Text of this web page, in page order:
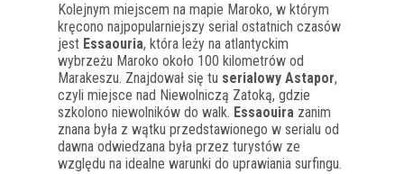
Kolejnym miejscem na mapie Maroko, w którym
kręcono najpopularniejszy serial ostatnich czasów
jest Essaouria, która leży na atlantyckim
wybrzeżu Maroko około 100 kilometrów od
Marakeszu. Znajdował się tu serialowy Astapor,
czyli miejsce nad Niewolniczą Zatoką, gdzie
szkolono niewolników do walk. Essaouira zanim
znana była z wątku przedstawionego w serialu od
dawna odwiedzana była przez turystów ze
względu na idealne warunki do uprawiania surfingu.